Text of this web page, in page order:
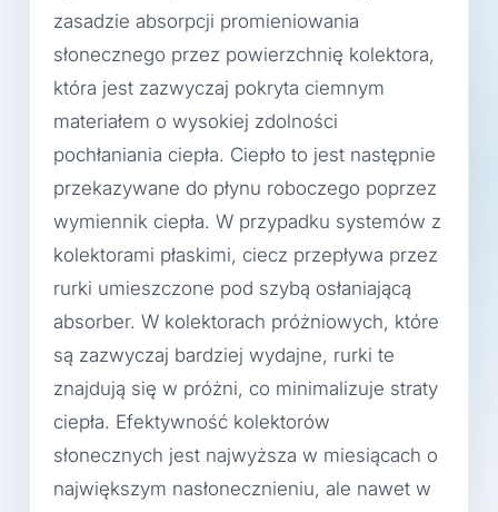
zasadzie absorpcji promieniowania
słonecznego przez powierzchnię kolektora,
która jest zazwyczaj pokryta ciemnym
materiałem o wysokiej zdolności
pochłaniania ciepła. Ciepło to jest następnie
przekazywane do płynu roboczego poprzez
wymiennik ciepła. W przypadku systemów z
kolektorami płaskimi, ciecz przepływa przez
rurki umieszczone pod szybą osłaniającą
absorber. W kolektorach próżniowych, które
są zazwyczaj bardziej wydajne, rurki te
znajdują się w próżni, co minimalizuje straty
ciepła. Efektywność kolektorów
słonecznych jest najwyższa w miesiącach o
największym nasłonecznieniu, ale nawet w